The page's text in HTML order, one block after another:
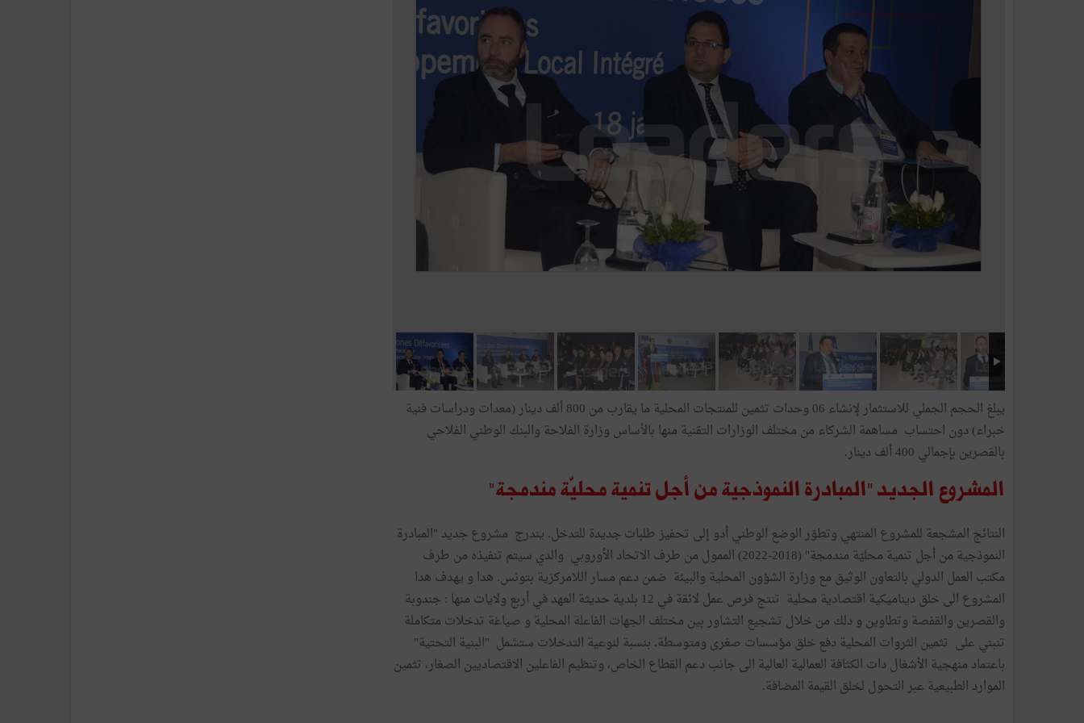
يبلغ الحجم الجملي للاستثمار لإنشاء 06 وحدات تثمين للمنتجات المحلية ما يقارب من 800 ألف دينار (معدات ودراسات فنية
خبراء) دون احتساب مساهمة الشركاء من مختلف الوزارات التقنية منها بالأساس وزارة الفلاحة والبنك الوطني الفلاحي
بالقصرين بإجمالي 400 ألف دينار.
المشروع الجديد "المبادرة النموذجية من أجل تنمية محليّة مندمجة"
النتائج المشجعة للمشروع المنتهي وتطوّر الوضع الوطني أدو إلى تحفيز طلبات جديدة للتدخل. يندرج مشروع جديد "المبادرة
النموذجية من أجل تنمية محليّة مندمجة" (2018-2022) الممول من طرف الاتحاد الأوروبي والدي سيتم تنفيذه من طرف
مكتب العمل الدولي بالتعاون الوثيق مع وزارة الشؤون المحلية والبيئة ضمن دعم مسار اللامركزية بتونس. هدا و يهدف هدا
المشروع الى خلق ديناميكية اقتصادية محلية تنتج فرص عمل لائقة في 12 بلدية حديثة العهد في أربع ولايات منها : جندوبة
والقصرين والقفصة وتطاوين و دلك من خلال تشجيع التشاور بين مختلف الجهات الفاعلة المحلية و صياغة تدخلات متكاملة
تنبني على تثمين الثروات المحلية دفع خلق مؤسسات صغرى ومتوسطة. بنسبة لنوعية التدخلات ستشمل "البنية التحتية"
باعتماد منهجية الأشغال دات الكثافة العمالية العالية الى جانب دعم القطاع الخاص، وتنظيم الفاعلين الاقتصاديين الصغار، تثمين
الموارد الطبيعية عبر التحول لخلق القيمة المضافة.